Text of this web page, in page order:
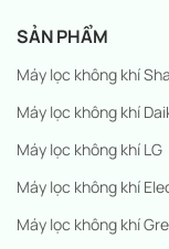
SẢN PHẨM
Máy lọc không khí
Máy lọc không khí
Máy lọc không khí LG
Máy lọc không khí
Máy lọc không khí